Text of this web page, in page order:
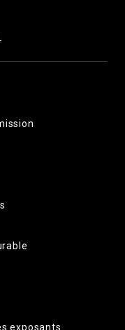
exposants